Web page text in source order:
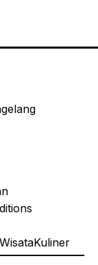
WisataKuliner